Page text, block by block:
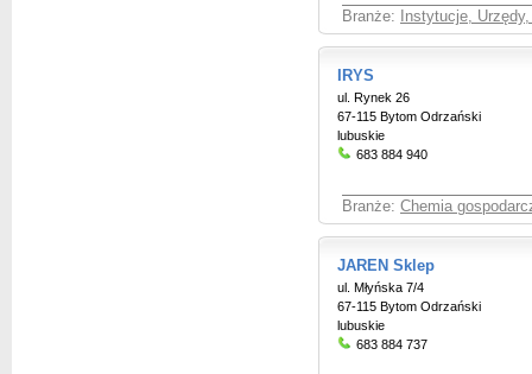
Branże: Instytucje,
IRYS
ul. Rynek 26
67-115 Bytom Odrzański
lubuskie
683 884 940
Branże: Chemia
JAREN Sklep
ul. Młyńska 7/4
67-115 Bytom Odrzański
lubuskie
683 884 737